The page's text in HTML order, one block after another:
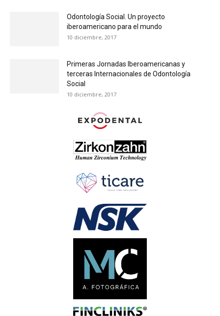
Odontología Social. Un proyecto
iberoamericano para el mundo
10 diciembre, 2017
Primeras Jornadas Iberoamericanas y
terceras Internacionales de Odontología
Social
10 diciembre, 2017